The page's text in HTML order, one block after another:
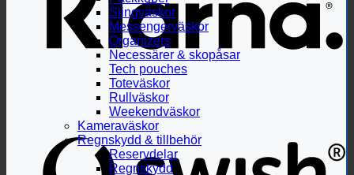
Slingväskor
Messengerväskor
Organizers
Necessärer & skopåsar
Tech pouches
Toteväskor
Rullväskor
Weekendväskor
Kameraväskor
Regnskydd & tillbehör
Reservdelar
Regnskydd